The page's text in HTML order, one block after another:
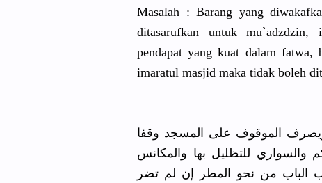
Masalah : Barang yang
ditasarufkan untuk mu`adzdzin,
pendapat yang kuat dalam fatwa,
imaratul masjid maka tidak boleh
الموقوف على المسجد وقفا
والسواري للتظليل بها والمكانس
الباب من نحو المطر إن لم تضر